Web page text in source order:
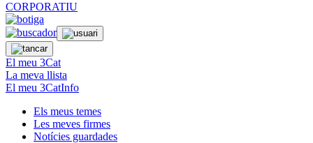
CORPORATIU
El meu 3Cat
La meva llista
El meu 3CatInfo
Els meus temes
Les meves firmes
Notícies guardades